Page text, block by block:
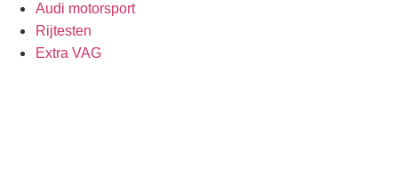
Audi motorsport
Rijtesten
Extra VAG